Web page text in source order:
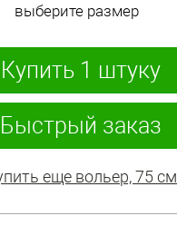
выберите размер
Купить 1 штуку
Быстрый заказ
еще вольер, 75 см